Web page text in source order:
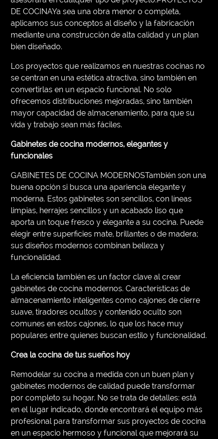
DE COCINAYa sea una obra menor o completa,
aplicamos sus conceptos al diseño y la fabricación
mediante una construcción de alta calidad y un plan
bien diseñado.
Los proyectos que realizamos en nuestras cocinas no
se centran en una estética atractiva, sino también en
convertirlas en un espacio funcional. No solo
ofrecemos distribuciones mejoradas, sino también
mayor capacidad de almacenamiento, para que su
vida y trabajo sean más fáciles.
Gabinetes de cocina modernos, elegantes y
funcionales
GABINETES DE COCINA MODERNOSTambién son una
buena opción si busca una apariencia elegante y
moderna. Estos gabinetes son sencillos, con líneas
limpias, herrajes sencillos y un acabado liso que
aporta un toque fresco y elegante a su cocina. Puede
elegir entre superficies mate, brillantes o de madera;
sus diseños modernos combinan belleza y
funcionalidad.
La eficiencia también es un factor clave al crear
gabinetes de cocina modernos. Características de
almacenamiento inteligentes como cajones de cierre
suave, tiradores ocultos y contenido oculto son
comunes en estos cajones, lo que los hace muy
populares entre quienes buscan estilo y funcionalidad.
Crea la cocina de tus sueños hoy
Remodelar su cocina a medida con un buen plan y
gabinetes modernos de calidad puede transformar
por completo su hogar. No se trata de detalles: está
en el lugar indicado, donde encontrará el equipo más
profesional para transformar sus proyectos de cocina
en un espacio hermoso y funcional que mejorará su